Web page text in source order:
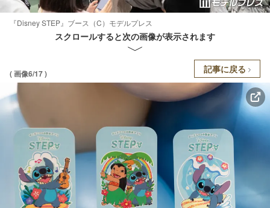
『Disney STEP』ブース（C）モデルプレス
スクロールすると次の画像が表示されます
( 画像6/17 ) 記事に戻る